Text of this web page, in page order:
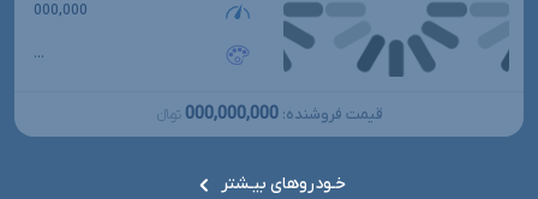
000,000
...
قیمت فروشنده: 000,000,000 تومانءءء
خـودروهای بیـشتر